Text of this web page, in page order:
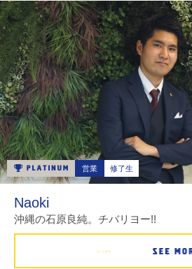
営業 修了生
Naoki
沖縄の石原良純。チバリヨー!!
もっとみる